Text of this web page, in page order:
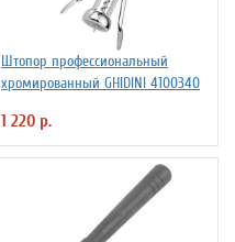
Штопор профессиональный
хромированный GHIDINI 4100340
1 220 р.